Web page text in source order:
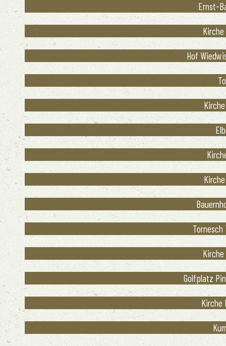
Ernst-
Kirche
Hof
Tornesch
Kirche
Golfplatz
Kirche